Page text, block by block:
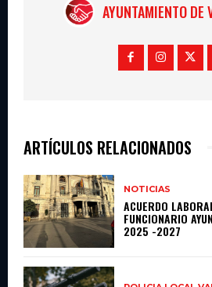
AYUNTAMIENTO DE
ARTÍCULOS RELACIONADOS
NOTICIAS
ACUERDO
FUNCIONARIO
2025 -2027